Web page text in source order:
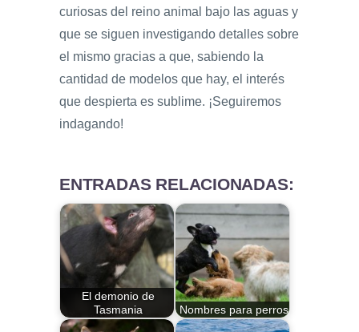
curiosas del reino animal bajo las aguas y
que se siguen investigando detalles sobre
el mismo gracias a que, sabiendo la
cantidad de modelos que hay, el interés
que despierta es sublime. ¡Seguiremos
indagando!
ENTRADAS RELACIONADAS:
El demonio de
Tasmania
Nombres para perros